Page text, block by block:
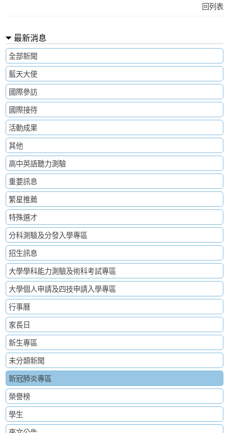
回列表
最新消息
全部新聞
藍天大使
國際參訪
國際接待
活動成果
其他
高中英語聽力測驗
重要訊息
繁星推薦
特殊選才
分科測驗及分發入學專區
招生訊息
大學學科能力測驗及術科考試專區
大學個人申請及四技申請入學專區
行事曆
家長日
新生專區
未分類新聞
新冠肺炎專區
榮譽榜
學生